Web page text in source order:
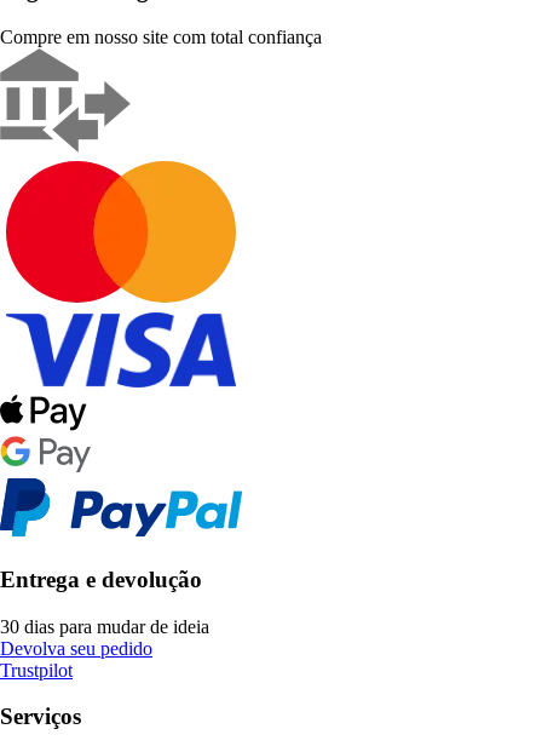
Compre em nosso site com total confiança
Entrega e devolução
30 dias para mudar de ideia
Devolva seu pedido
Trustpilot
Serviços